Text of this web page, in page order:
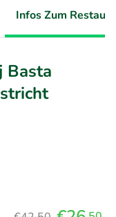
Infos Zum
Basta